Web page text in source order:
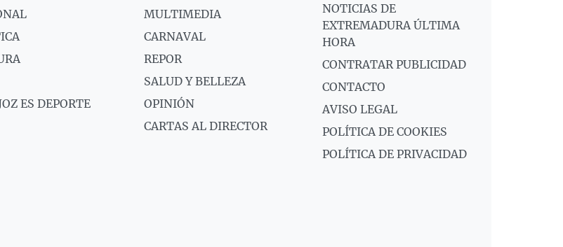
ES DEPORTE
MULTIMEDIA
CARNAVAL
REPOR
SALUD Y BELLEZA
OPINIÓN
CARTAS AL DIRECTOR
NOTICIAS DE
EXTREMADURA ÚLTIMA
HORA
CONTRATAR PUBLICIDAD
CONTACTO
AVISO LEGAL
POLÍTICA DE COOKIES
POLÍTICA DE PRIVACIDAD